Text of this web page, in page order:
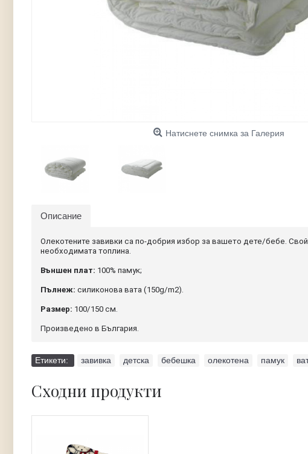
Натиснете снимка за Галерия
Описание
Олекотените завивки са по-добрия избор за вашето дете/бебе.
необходимата топлина.
Външен плат: 100% памук;
Пълнеж: силиконова вата (150g/m2).
Размер: 100/150 см.
Произведено в България.
Етикети: завивка детска бебешка олекотена памук
Сходни продукти